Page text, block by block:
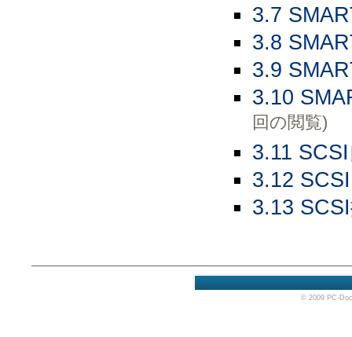
3.7
3.8
3.9
3.10
回の閲覧)
3.11
3.12
3.13
© 2009 PC-